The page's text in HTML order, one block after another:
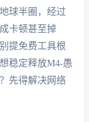
球半圈，经过
卡顿甚至掉
提免费工具根
稳定释放M4-愚
先得解决网络